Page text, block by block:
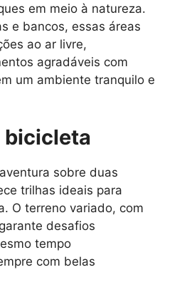
em meio à natureza.
e bancos, essas áreas
ao ar livre,
agradáveis com
um ambiente tranquilo e
bicicleta
sobre duas
trilhas ideais para
O terreno variado, com
desafios
tempo
com belas